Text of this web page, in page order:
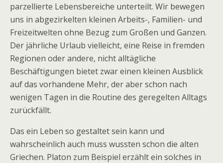
parzellierte Lebensbereiche unterteilt. Wir bewegen
uns in abgezirkelten kleinen Arbeits-, Familien- und
Freizeitwelten ohne Bezug zum Großen und Ganzen.
Der jährliche Urlaub vielleicht, eine Reise in fremden
Regionen oder andere, nicht alltägliche
Beschäftigungen bietet zwar einen kleinen Ausblick
auf das vorhandene Mehr, der aber schon nach
wenigen Tagen in die Routine des geregelten Alltags
zurückfällt.
Das ein Leben so gestaltet sein kann und
wahrscheinlich auch muss wussten schon die alten
Griechen. Platon zum Beispiel erzählt ein solches in